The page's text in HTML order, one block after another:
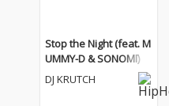
まる」「ここからが生
まれ変わるstory」と前
へ進んでいく姿を表現
している。 DJ KRUTCH
によるUKGでグルーヴ
Stop the Night (feat. M
UMMY-D & SONOMI)
DJ KRUTCH